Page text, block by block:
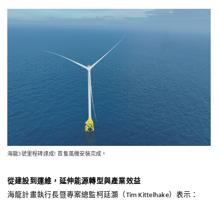
海龍3號里程碑達成! 首隻風機安裝完成。
從建設到運維，延伸能源轉型與產業效益
海龍計畫執行長暨專案總監柯廷灝（Tim Kittelhake）表示：